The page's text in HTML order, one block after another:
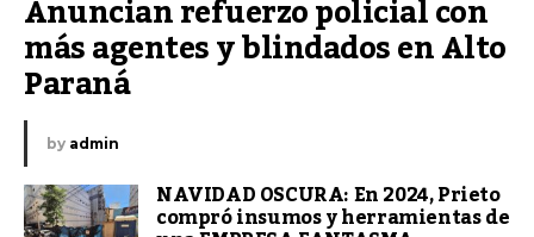
Anuncian refuerzo policial con
más agentes y blindados en Alto
Paraná
by admin
NAVIDAD OSCURA: En 2024, Prieto
compró insumos y herramientas de